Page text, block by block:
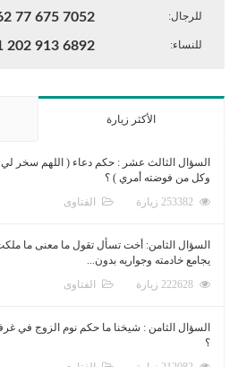
للرجال: 77 675 7052
للنساء: 202 913 6892
الأكثر زيارة
السؤال الثالث عشر : حكم دعاء ( اللهم سخر لي
وكل من فوضته أمري ) ؟
الفتاوى
السؤال الثامن: أخت تسأل تقول ما معنى ما
يجامع خادمته وجواريه بدون...
الفتاوى
السؤال الثامن : شيخنا ما حكم نوم الزوج في
؟